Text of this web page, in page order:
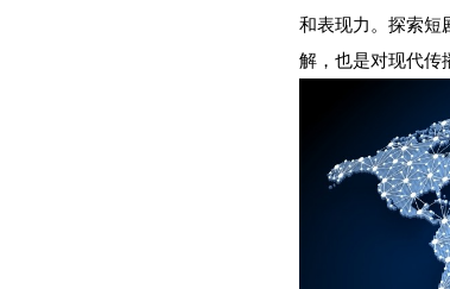
和表现力。探索短
解，也是对现代传